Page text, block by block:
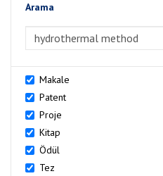
Arama
Makale
Patent
Proje
Kitap
Ödül
Tez